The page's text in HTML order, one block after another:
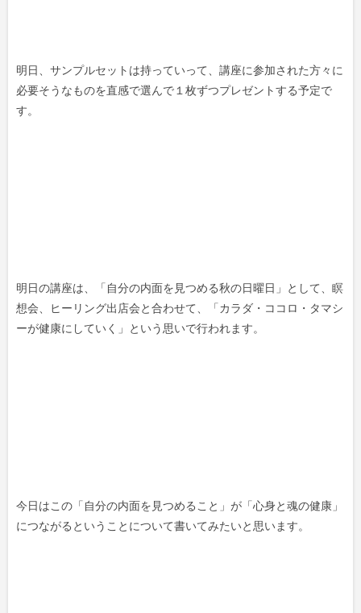
明日、サンプルセットは持っていって、講座に参加された方々に
必要そうなものを直感で選んで１枚ずつプレゼントする予定で
す。
明日の講座は、「自分の内面を見つめる秋の日曜日」として、瞑
想会、ヒーリング出店会と合わせて、「カラダ・ココロ・タマシ
ーが健康にしていく」という思いで行われます。
今日はこの「自分の内面を見つめること」が「心身と魂の健康」
につながるということについて書いてみたいと思います。